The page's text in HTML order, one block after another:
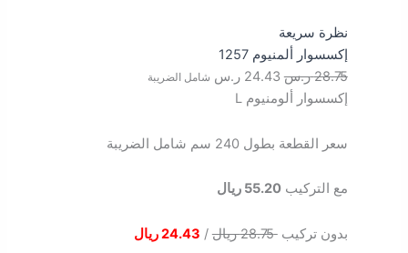
نظرة سريعة
إكسسوار ألمنيوم 1257
28.75 ر.س 24.43 ر.س شامل الضريبة
إكسسوار ألومنيوم L
سعر القطعة بطول 240 سم شامل الضريبة
مع التركيب55.20 ريال
بدون تركيب28.75 ريال / 24.43 ريال